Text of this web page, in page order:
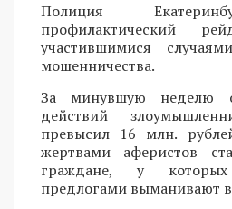
Полиция
профилактический
участившимися
мошенничества.
За минувшую неделю
действий
превысил 16 млн.
жертвами аферистов
граждане, у
предлогами выманивают